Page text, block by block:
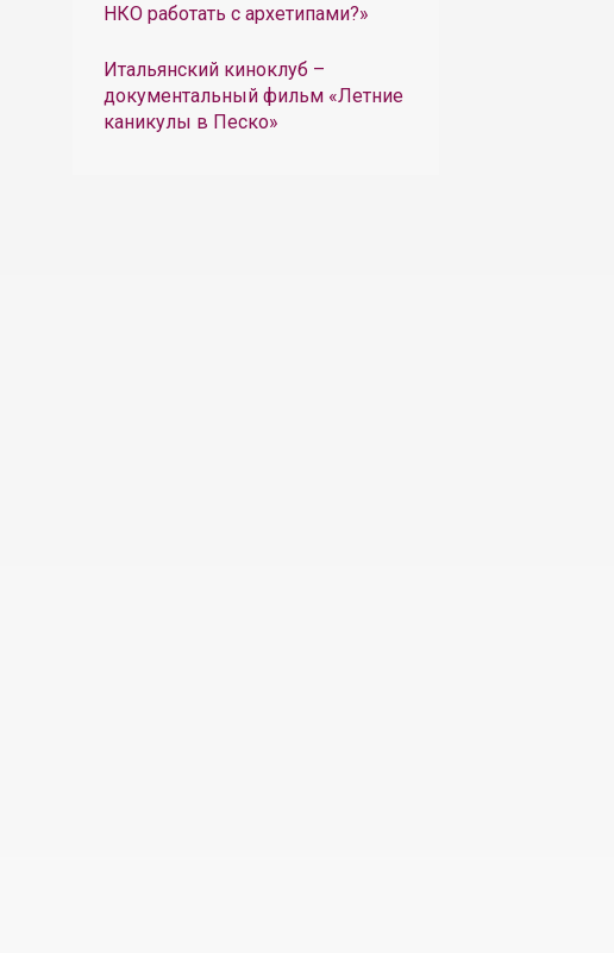
НКО работать с архетипами?»
Итальянский киноклуб –
документальный фильм «Летние
каникулы в Песко»